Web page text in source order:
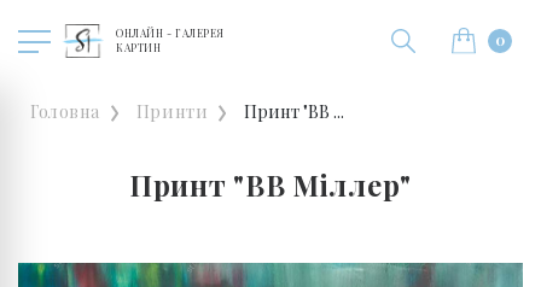
ОНЛАЙН - ГАЛЕРЕЯ
КАРТИН
0
Головна Принти Принт "ВВ ...
Принт "ВВ Міллер"